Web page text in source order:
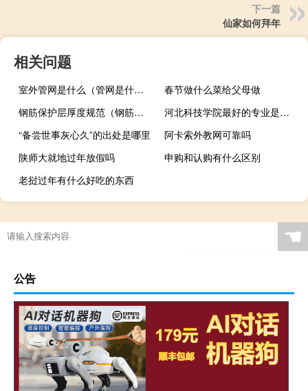
下一篇
仙家如何拜年
相关问题
室外管网是什么（管网是什么）
春节做什么菜给父母做
钢筋保护层厚度规范（钢筋保护层厚度）
河北科技学院最好的专业是什么
“备尝世事灰心久”的出处是哪里
阿卡索外教网可靠吗
陕师大就地过年放假吗
申购和认购有什么区别
老挝过年有什么好吃的东西
☚
公告